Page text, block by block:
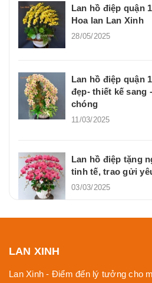
Lan hồ điệp quận
Hoa lan Lan Xinh
28/05/2025
Lan hồ điệp quận
đẹp- thiết kế sang
chóng
11/03/2025
Lan hồ điệp tặng
tinh tế, trao gửi
03/03/2025
LAN XINH
Lan Xinh - Điểm đến lý tưởng cho